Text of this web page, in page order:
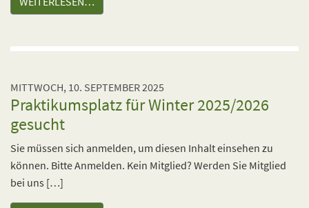
MITTWOCH, 10. SEPTEMBER 2025
Praktikumsplatz für Winter 2025/2026
gesucht
Sie müssen sich anmelden, um diesen Inhalt einsehen zu
können. Bitte Anmelden. Kein Mitglied? Werden Sie Mitglied
bei uns […]